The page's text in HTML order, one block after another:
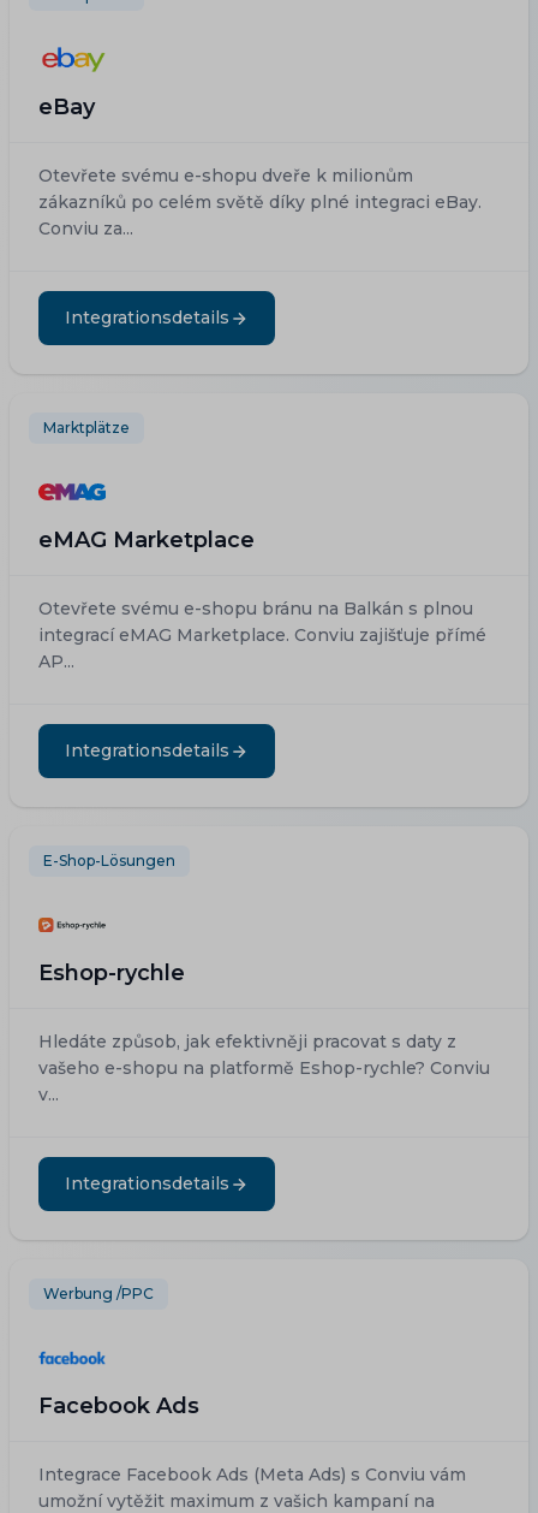
eBay
Otevřete svému e-shopu dveře k milionům
zákazníků po celém světě díky plné integraci eBay.
Conviu za...
Integrationsdetails
Marktplätze
eMAG Marketplace
Otevřete svému e-shopu bránu na Balkán s plnou
integrací eMAG Marketplace. Conviu zajišťuje přímé
AP...
Integrationsdetails
E-Shop-Lösungen
Eshop-rychle
Hledáte způsob, jak efektivněji pracovat s daty z
vašeho e-shopu na platformě Eshop-rychle? Conviu
v...
Integrationsdetails
Werbung /PPC
Facebook Ads
Integrace Facebook Ads (Meta Ads) s Conviu vám
umožní vytěžit maximum z vašich kampaní na